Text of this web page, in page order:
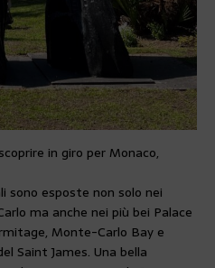
in giro per Monaco,
esposte non solo nei
ma anche nei più bei Palace
Monte-Carlo Bay e
Saint James. Una bella